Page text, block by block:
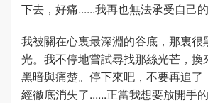
下去，好痛......我再也無法承受自己的
我被關在心裏最深淵的谷底，那裏很
光。我不停地嘗試尋找那絲光芒，換
黑暗與痛楚。停下來吧，不要再追了
經徹底消失了......正當我想要放開手